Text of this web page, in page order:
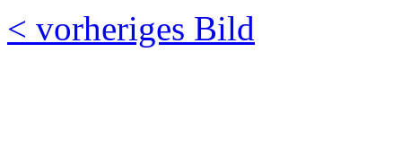
< vorheriges Bild